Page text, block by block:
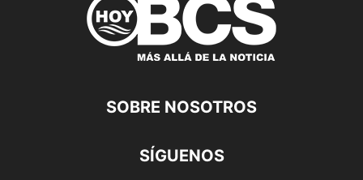
SOBRE NOSOTROS
SÍGUENOS